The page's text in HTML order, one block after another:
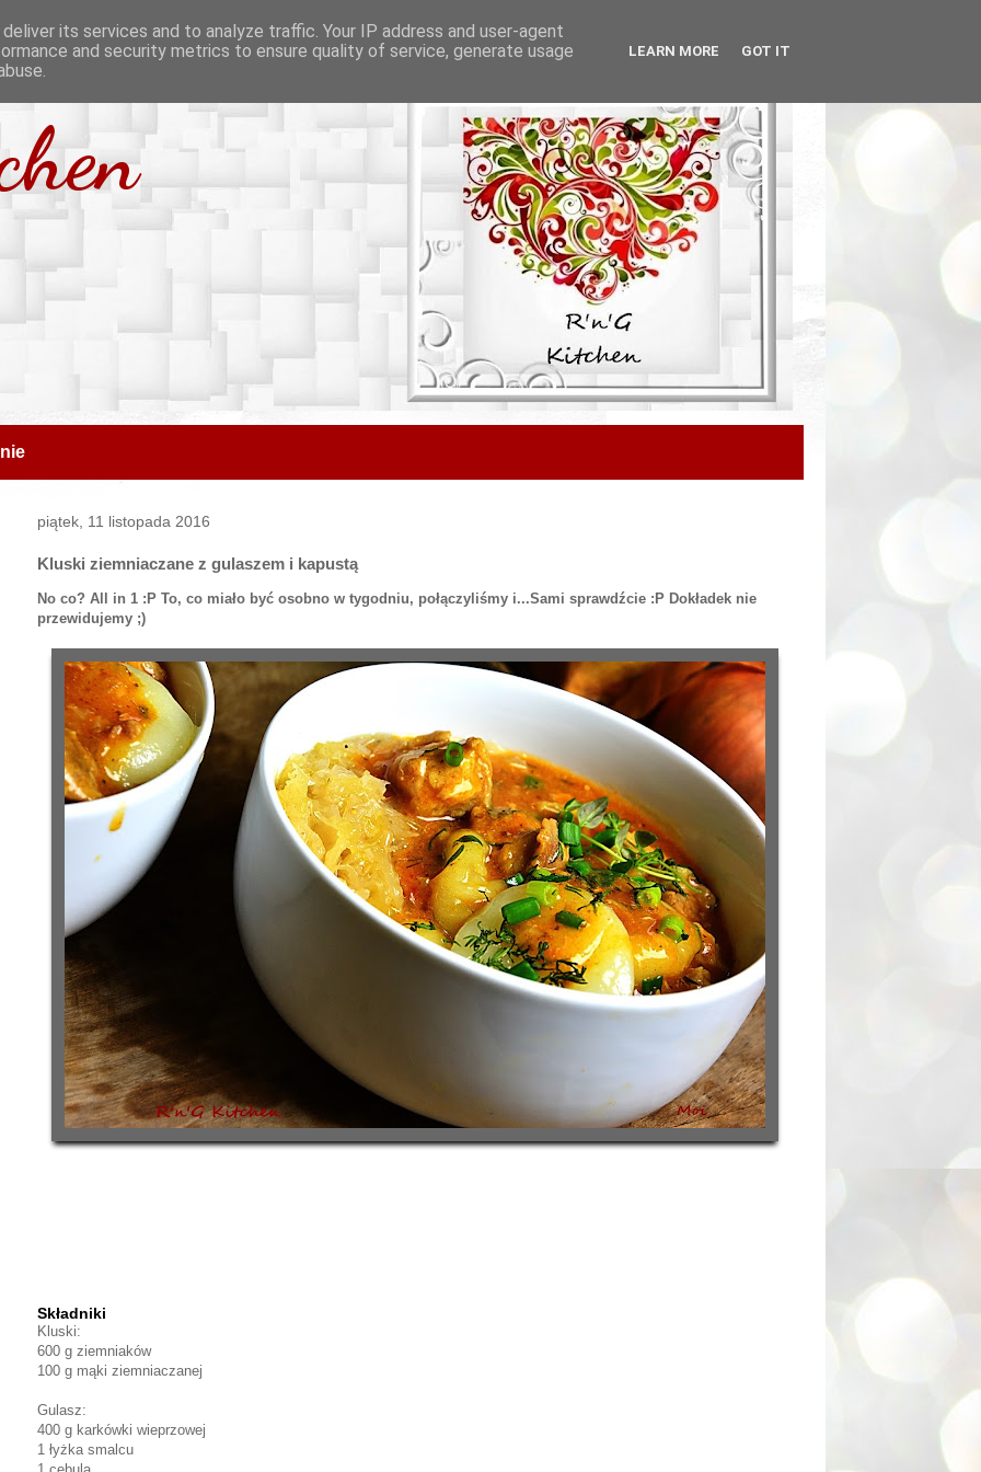
piątek, 11 listopada 2016
Kluski ziemniaczane z gulaszem i kapustą
No co? All in 1 :P To, co miało być osobno w tygodniu, połączyliśmy i...Sami sprawdźcie :P Dokładek nie
przewidujemy ;)
Składniki
Kluski:
600 g ziemniaków
100 g mąki ziemniaczanej
Gulasz:
400 g karkówki wieprzowej
1 łyżka smalcu
its services and to analyze traffic. Your IP address and user-agent
and security metrics to ensure quality of service, generate usage
LEARN MORE GOT IT